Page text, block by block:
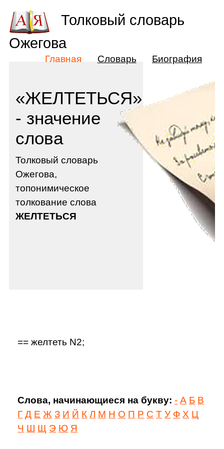
«ЖЕЛТЕТЬСЯ»
- значение
слова
Толковый словарь
Ожегова,
топонимическое
толкование слова
ЖЕЛТЕТЬСЯ
== желтеть N2;
Слова, начинающиеся на букву: - А Б В
Г Д Е Ж З И Й К Л М Н О П Р С Т У Ф Х Ц
Ч Ш Щ Э Ю Я
Толковый словарь
Ожегова
Главная Словарь Биография